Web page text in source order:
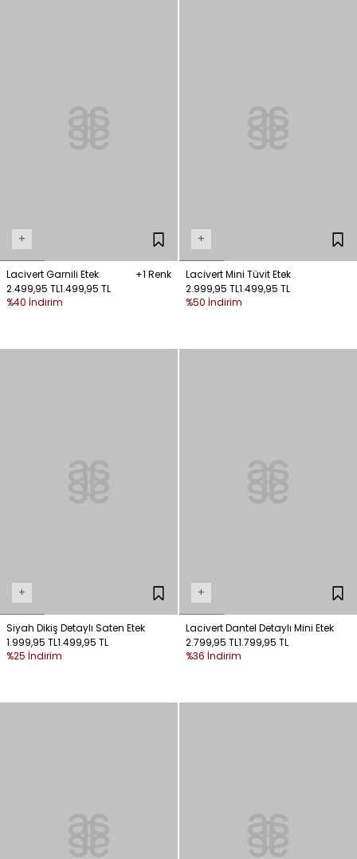
+
Lacivert Garnili Etek
+1 Renk
2.499,95 TL1.499,95 TL
%40 İndirim
+
Lacivert Mini Tüvit Etek
2.999,95 TL1.499,95 TL
%50 İndirim
+
Siyah Dikiş Detaylı Saten Etek
1.999,95 TL1.499,95 TL
%25 İndirim
+
Lacivert Dantel Detaylı Mini Etek
2.799,95 TL1.799,95 TL
%36 İndirim